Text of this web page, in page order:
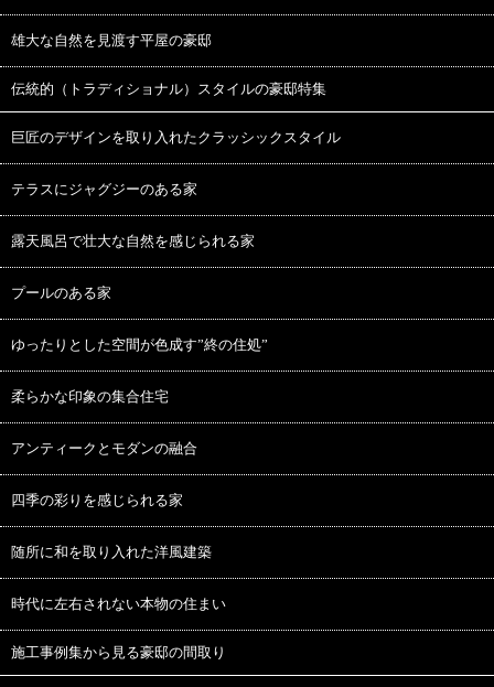
雄大な自然を見渡す平屋の豪邸
伝統的（トラディショナル）スタイルの豪邸特集
巨匠のデザインを取り入れたクラッシックスタイル
テラスにジャグジーのある家
露天風呂で壮大な自然を感じられる家
プールのある家
ゆったりとした空間が色成す”終の住処”
柔らかな印象の集合住宅
アンティークとモダンの融合
四季の彩りを感じられる家
随所に和を取り入れた洋風建築
時代に左右されない本物の住まい
施工事例集から見る豪邸の間取り